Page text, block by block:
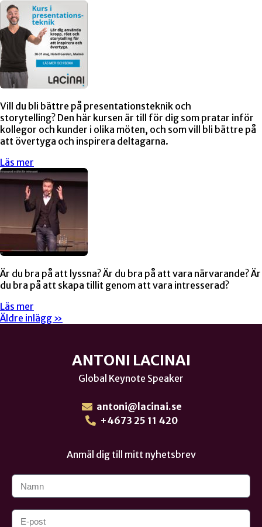
Vill du bli bättre på presentationsteknik och
storytelling? Den här kursen är till för dig som pratar inför
kollegor och kunder i olika möten, och som vill bli bättre på
att övertyga och inspirera deltagarna.
Läs mer
Är du bra på att lyssna? Är du bra på att vara närvarande? Är
du bra på att skapa tillit genom att vara intresserad?
Läs mer
Äldre inlägg »
ANTONI LACINAI
Global Keynote Speaker
antoni@lacinai.se
+4673 25 11 420
Anmäl dig till mitt nyhetsbrev